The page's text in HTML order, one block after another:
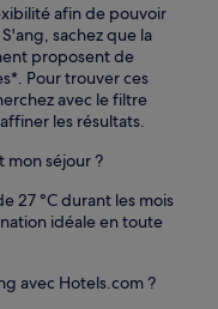
afin de pouvoir
sachez que la
proposent de
Pour trouver ces
avec le filtre
les résultats.
mon séjour ?
27 °C durant les mois
idéale en toute
avec Hotels.com ?